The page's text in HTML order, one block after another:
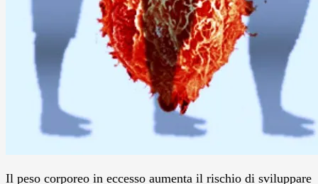
Il peso corporeo in eccesso aumenta il rischio di sviluppare